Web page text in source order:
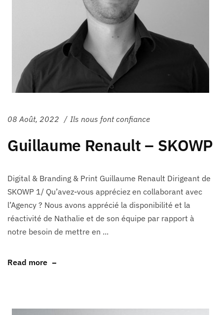
08 Août, 2022 Ils nous font confiance
Guillaume Renault – SKOWP
Digital & Branding & Print Guillaume Renault Dirigeant de
SKOWP 1/ Qu’avez-vous appréciez en collaborant avec
l’Agency ? Nous avons apprécié la disponibilité et la
réactivité de Nathalie et de son équipe par rapport à
notre besoin de mettre en ...
Read more